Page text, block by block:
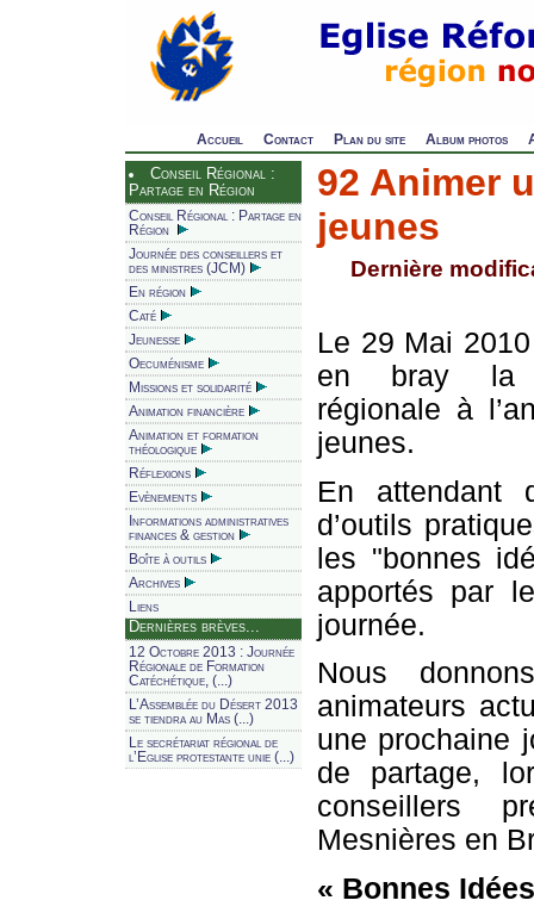
Accueil Contact Plan du site Album photos
Conseil Régional :
Partage en Région
Conseil Régional : Partage en
Région
Journée des conseillers et
des ministres (JCM)
En région
Caté
Jeunesse
Oecuménisme
Missions et solidarité
Animation financière
Animation et formation
théologique
Réflexions
Evènements
Informations administratives
finances & gestion
Boîte à outils
Archives
Liens
Dernières brèves...
12 Octobre 2013 : Journée
Régionale de Formation
Catéchétique, (...)
L’Assemblée du Désert 2013
se tiendra au Mas (...)
Le secrétariat régional de
l’Eglise protestante unie (...)
92 Animer
jeunes
Dernière
Le 29 Mai
en bray la
régionale à
jeunes.
En attendant
d’outils
les "bonnes
apportés par
journée.
Nous
animateurs
une prochaine
de partage,
conseillers
Mesnières en
« Bonnes